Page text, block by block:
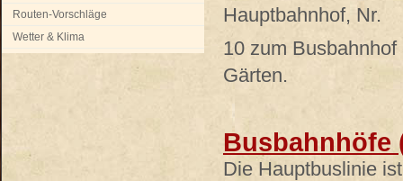
Routen-Vorschläge
Wetter & Klima
Hauptbahnhof, Nr.
10 zum
Gärten.
Busbahnhöfe
Die Hauptbuslinie